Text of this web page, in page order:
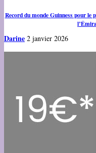
Record du monde Guinness pour le
Darine 2 janvier 2026